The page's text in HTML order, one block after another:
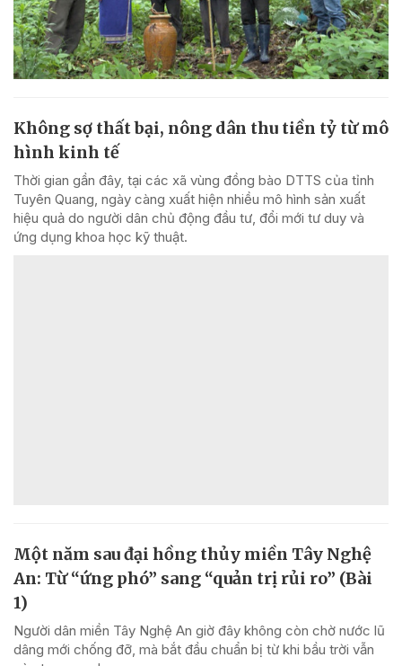
Không sợ thất bại, nông dân thu tiền tỷ từ mô
hình kinh tế
Thời gian gần đây, tại các xã vùng đồng bào DTTS của tỉnh
Tuyên Quang, ngày càng xuất hiện nhiều mô hình sản xuất
hiệu quả do người dân chủ động đầu tư, đổi mới tư duy và
ứng dụng khoa học kỹ thuật.
Một năm sau đại hồng thủy miền Tây Nghệ
An: Từ “ứng phó” sang “quản trị rủi ro” (Bài
1)
Người dân miền Tây Nghệ An giờ đây không còn chờ nước lũ
dâng mới chống đỡ, mà bắt đầu chuẩn bị từ khi bầu trời vẫn